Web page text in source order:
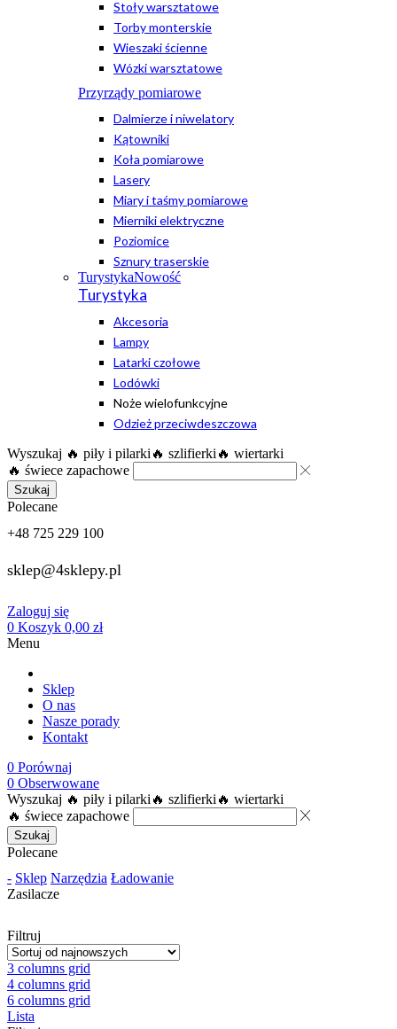
Stoły warsztatowe
Torby monterskie
Wieszaki ścienne
Wózki warsztatowe
Przyrządy pomiarowe
Dalmierze i niwelatory
Kątowniki
Koła pomiarowe
Lasery
Miary i taśmy pomiarowe
Mierniki elektryczne
Poziomice
Sznury traserskie
TurystykaNowość
Turystyka
Akcesoria
Lampy
Latarki czołowe
Lodówki
Noże wielofunkcyjne
Odzież przeciwdeszczowa
Wyszukaj 🔥 piły i pilarki 🔥 szlifierki 🔥 wiertarki
🔥 świece zapachowe
Szukaj
Polecane
+48 725 229 100
sklep@4sklepy.pl
Zaloguj się
0 Koszyk 0,00 zł
Menu
Sklep
O nas
Nasze porady
Kontakt
0 Porównaj
0 Obserwowane
Wyszukaj 🔥 piły i pilarki 🔥 szlifierki 🔥 wiertarki
🔥 świece zapachowe
Szukaj
Polecane
- Sklep Narzędzia Ładowanie
Zasilacze
Filtruj
3 columns grid
4 columns grid
6 columns grid
Lista